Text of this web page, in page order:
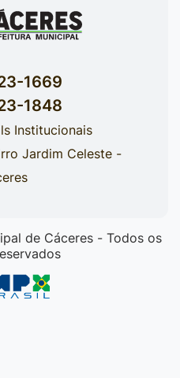
1669
1848
Institucionais
Jardim Celeste -
de Cáceres - Todos os